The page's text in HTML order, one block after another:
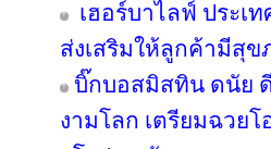
เฮอร์บาไลฟ์ ประเ
ส่งเสริมให้ลูกค้ามีสุ
บิ๊กบอสมิสทิน ดนัย ดี
งามโลก เตรียมฉวย